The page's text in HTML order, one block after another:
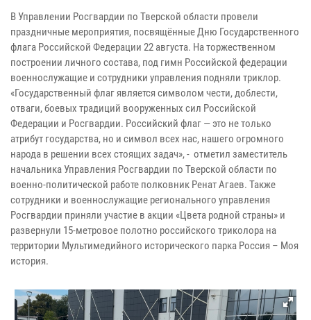
В Управлении Росгвардии по Тверской области провели
праздничные мероприятия, посвящённые Дню Государственного
флага Российской Федерации 22 августа. На торжественном
построении личного состава, под гимн Российской федерации
военнослужащие и сотрудники управления подняли триклор.
«Государственный флаг является символом чести, доблести,
отваги, боевых традиций вооруженных сил Российской
Федерации и Росгвардии. Российский флаг — это не только
атрибут государства, но и символ всех нас, нашего огромного
народа в решении всех стоящих задач», - отметил заместитель
начальника Управления Росгвардии по Тверской области по
военно-политической работе полковник Ренат Агаев. Также
сотрудники и военнослужащие регионального управления
Росгвардии приняли участие в акции «Цвета родной страны» и
развернули 15-метровое полотно российского триколора на
территории Мультимедийного исторического парка Россия – Моя
история.